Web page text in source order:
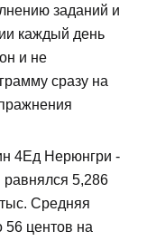
заданий и
каждый день
и не
сразу на
4Ед Нерюнгри -
5,286
Средняя
56 центов на